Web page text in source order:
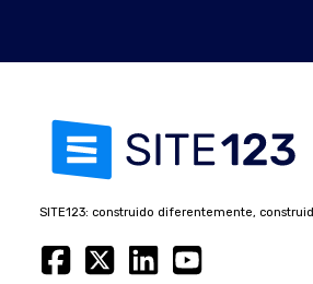
SITE123: construido diferentemente,